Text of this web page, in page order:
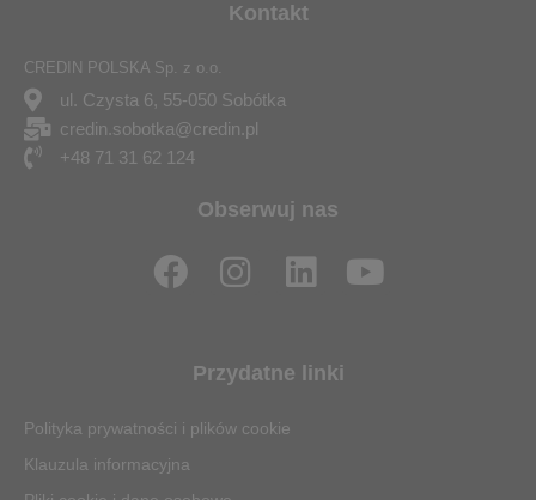
Kontakt
CREDIN POLSKA Sp. z o.o.
ul. Czysta 6, 55-050 Sobótka
credin.sobotka@credin.pl
+48 71 31 62 124
Obserwuj nas
F
a
o
o
I
n
t
g
L
i
k
Y
o
Przydatne linki
Polityka prywatności i plików cookie
Klauzula informacyjna